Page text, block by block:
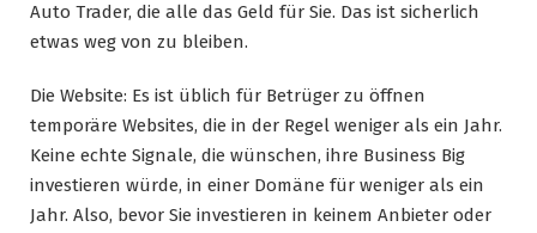
Auto Trader, die alle das Geld für Sie. Das ist sicherlich
etwas weg von zu bleiben.
Die Website: Es ist üblich für Betrüger zu öffnen
temporäre Websites, die in der Regel weniger als ein Jahr.
Keine echte Signale, die wünschen, ihre Business Big
investieren würde, in einer Domäne für weniger als ein
Jahr. Also, bevor Sie investieren in keinem Anbieter oder